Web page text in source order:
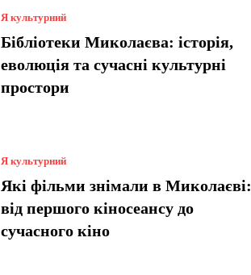
Я культурний
Бібліотеки Миколаєва: історія,
еволюція та сучасні культурні
простори
Я культурний
Які фільми знімали в Миколаєві:
від першого кіносеансу до
сучасного кіно